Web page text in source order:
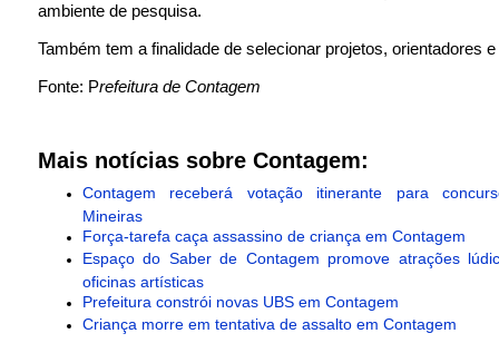
ambiente de pesquisa.
Também tem a finalidade de selecionar projetos, orientadores
Fonte: Prefeitura de Contagem
Mais notícias sobre Contagem:
Contagem receberá votação itinerante para
Mineiras
Força-tarefa caça assassino de criança em Contagem
Espaço do Saber de Contagem promove atrações
oficinas artísticas
Prefeitura constrói novas UBS em Contagem
Criança morre em tentativa de assalto em Contagem